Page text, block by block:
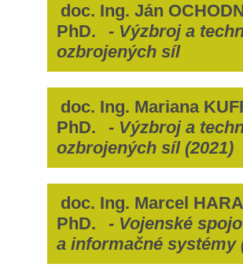
doc. Ing. Ján
PhD.
- Výzbroj a
ozbrojených síl
doc. Ing. Mariana
PhD.
- Výzbroj a
ozbrojených síl (2021)
doc. Ing. Marcel
PhD.
- Vojenské
a informačné systémy